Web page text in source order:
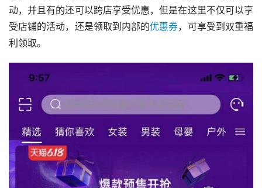
动，并且有的还可以跨店享受优惠，但是在这里不仅可以享
受店铺的活动，还是领取到内部的优惠券，可享受到双重福
利领取。